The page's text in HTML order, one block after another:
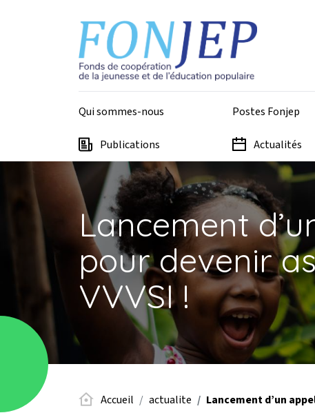
Top - Fonjep
Qui sommes-nous Postes Fonjep
Publications Actualités
Lancement
pour devenir
VVVSI !
Accueil actualite Lancement d’un